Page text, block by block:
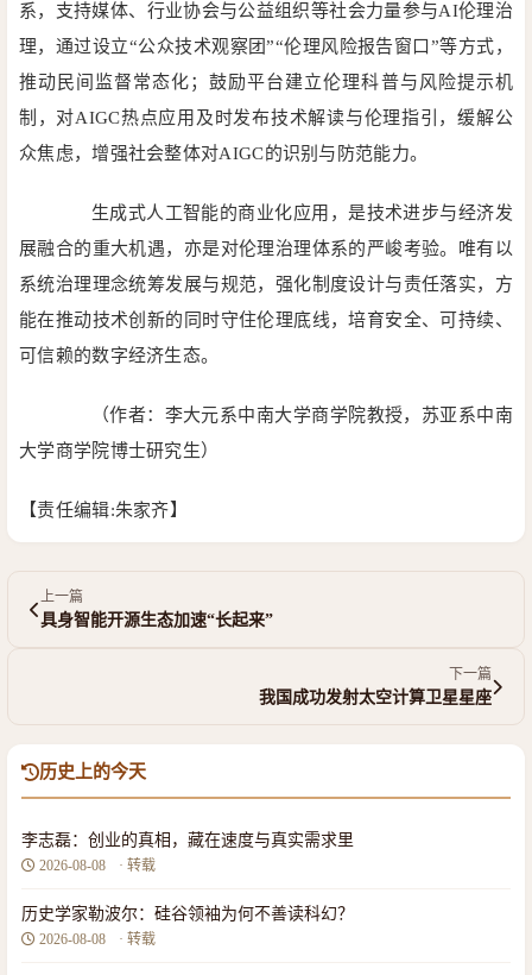
系，支持媒体、行业协会与公益组织等社会力量参与AI伦理治
理，通过设立“公众技术观察团”“伦理风险报告窗口”等方式，
推动民间监督常态化；鼓励平台建立伦理科普与风险提示机
制，对AIGC热点应用及时发布技术解读与伦理指引，缓解公
众焦虑，增强社会整体对AIGC的识别与防范能力。
生成式人工智能的商业化应用，是技术进步与经济发
展融合的重大机遇，亦是对伦理治理体系的严峻考验。唯有以
系统治理理念统筹发展与规范，强化制度设计与责任落实，方
能在推动技术创新的同时守住伦理底线，培育安全、可持续、
可信赖的数字经济生态。
（作者：李大元系中南大学商学院教授，苏亚系中南
大学商学院博士研究生）
【责任编辑:朱家齐】
上一篇
具身智能开源生态加速“长起来”
下一篇
我国成功发射太空计算卫星星座
历史上的今天
李志磊：创业的真相，藏在速度与真实需求里
2026-08-08 · 转载
历史学家勒波尔：硅谷领袖为何不善读科幻？
2026-08-08 · 转载